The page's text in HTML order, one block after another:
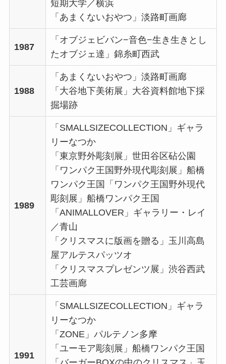
短期大学／横浜
「あまくないおやつ」淡路町画廊
1987
「オブジェビバン−音色−生き生きとし
たオブジェ達」錦糸町西武
1988
「あまくないおやつ」淡路町画廊
「大谷地下美術展」大谷資料館地下採
掘場跡
1989
「SMALLSIZECOLLECTION」ギャラ
リーなつか
「東京野外彫刻展」世田谷区砧公園
「ワンパク王国野外現代彫刻展」船橋
ワンパク王国「ワンパク王国野外現代
彫刻展」船橋ワンパク王国
「ANIMALLOVER」ギャラリー・レイ
／青山
「クリスマスに版画を贈る」玉川高島
屋アルテスパッツオ
「クリスマスプレゼンツ展」渋谷西武
工芸画廊
1991
「SMALLSIZECOLLECTION」ギャラ
リーなつか
「ZONE」パルテノン多摩
「ユーモア彫刻展」船橋ワンパク王国